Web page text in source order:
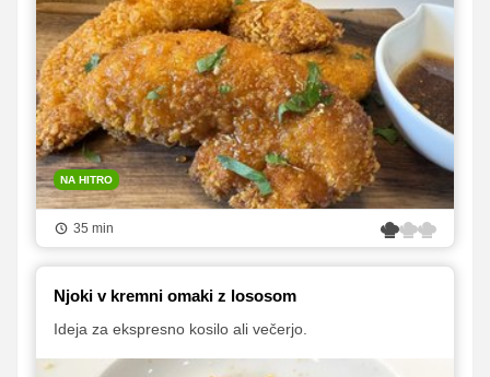
NA HITRO
35 min
Njoki v kremni omaki z lososom
Ideja za ekspresno kosilo ali večerjo.